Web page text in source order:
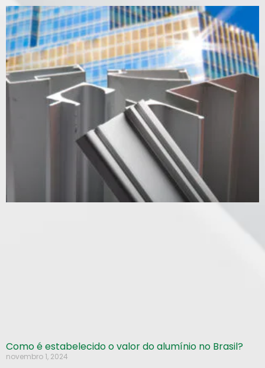
Como é estabelecido o valor do alumínio no Brasil?
novembro 1, 2024